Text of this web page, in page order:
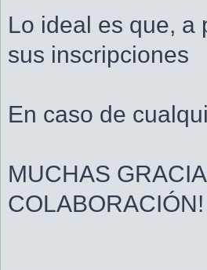
Lo ideal es que, a
sus inscripciones
En caso de
MUCHAS
COLABORACIÓN!